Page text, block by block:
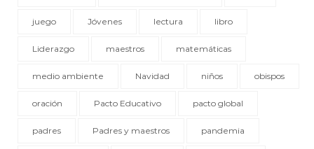
juego Jóvenes lectura libro
Liderazgo maestros matemáticas
medio ambiente Navidad niños obispos
oración Pacto Educativo pacto global
padres Padres y maestros pandemia